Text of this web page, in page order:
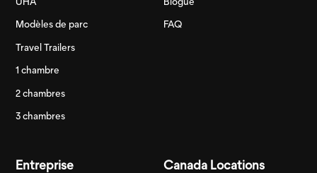
Modèles de parc
Travel Trailers
1 chambre
2 chambres
3 chambres
FAQ
Entreprise Canada Locations